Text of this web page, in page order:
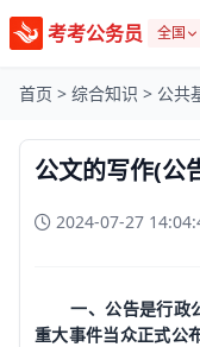
考考公务员 全国
首页 > 综合知识 > 公共
公文的写作(公
2024-07-27
一、公告是行政公
重大事件当众正式公